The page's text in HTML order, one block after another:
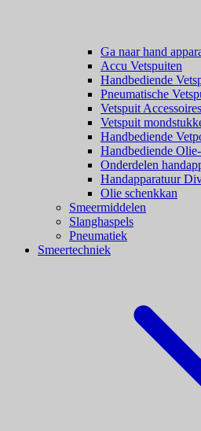
Ga naar hand
Accu Vetspuiten
Handbediende
Pneumatische
Vetspuit Accessoires
Vetspuit
Handbediende
Handbediende
Onderdelen
Handapparatuur
Olie schenkkan
Smeermiddelen
Slanghaspels
Pneumatiek
Smeertechniek